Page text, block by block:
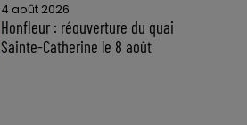
4 août 2026
Honfleur : réouverture du quai
Sainte-Catherine le 8 août